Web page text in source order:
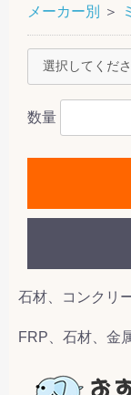
メーカー別
＞
数量
石材、コンクリ
FRP、石材、金